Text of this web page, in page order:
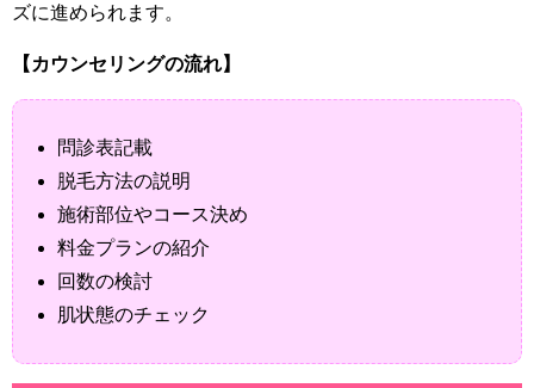
ズに進められます。
【カウンセリングの流れ】
問診表記載
脱毛方法の説明
施術部位やコース決め
料金プランの紹介
回数の検討
肌状態のチェック